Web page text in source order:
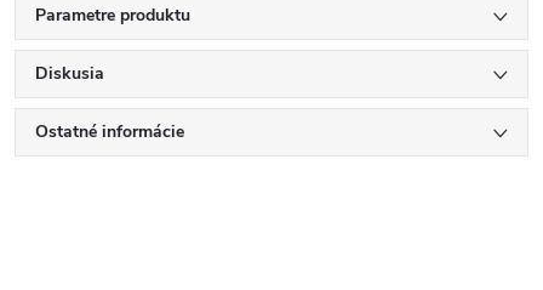
Parametre produktu
Diskusia
Ostatné informácie